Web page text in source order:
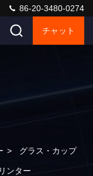
86-20-3480-0274
チャット
> グラス・カップ
ンター